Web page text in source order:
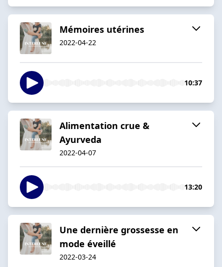
Mémoires utérines
2022-04-22
10:37
Alimentation crue &
Ayurveda
2022-04-07
13:20
Une dernière grossesse en
mode éveillé
2022-03-24